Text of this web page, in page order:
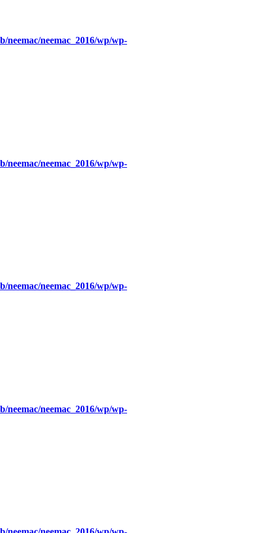
neemac/neemac_2016/wp/wp-
neemac/neemac_2016/wp/wp-
neemac/neemac_2016/wp/wp-
neemac/neemac_2016/wp/wp-